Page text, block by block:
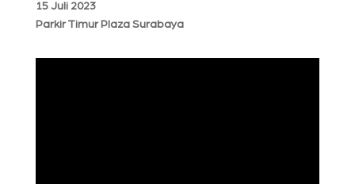
15 Juli 2023
Parkir Timur Plaza Surabaya